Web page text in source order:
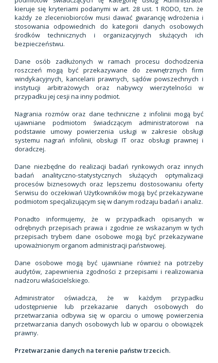
kieruje się kryteriami podanymi w art. 28 ust. 1 RODO, tzn. że
każdy ze zleceniobiorców musi dawać gwarancję wdrożenia i
stosowania odpowiednich do kategorii danych osobowych
środków technicznych i organizacyjnych służących ich
bezpieczeństwu.
Dane osób zadłużonych w ramach procesu dochodzenia
roszczeń mogą być przekazywane do zewnętrznych firm
windykacyjnych, kancelarii prawnych, sądów powszechnych i
instytucji arbitrażowych oraz nabywcy wierzytelności w
przypadku jej cesji na inny podmiot.
Nagrania rozmów oraz dane techniczne z infolinii mogą być
ujawniane podmiotom świadczącym administratorowi na
podstawie umowy powierzenia usługi w zakresie obsługi
systemu nagrań infolinii, obsługi IT oraz obsługi prawnej i
doradczej.
Dane niezbędne do realizacji badań rynkowych oraz innych
badań analityczno-statystycznych służących optymalizacji
procesów biznesowych oraz lepszemu dostosowaniu oferty
Serwisu do oczekiwań Użytkowników mogą być przekazywane
podmiotom specjalizującym się w danym rodzaju badań i analiz.
Ponadto informujemy, że w przypadkach opisanych w
odrębnych przepisach prawa i zgodnie ze wskazanym w tych
przepisach trybem dane osobowe mogą być przekazywane
upoważnionym organom administracji państwowej.
Dane osobowe mogą być ujawniane również na potrzeby
audytów, zapewnienia zgodności z przepisami i realizowania
nadzoru właścicielskiego.
Administrator oświadcza, że w każdym przypadku
udostępnienie lub przekazanie danych osobowych do
przetwarzania odbywa się w oparciu o umowę powierzenia
przetwarzania danych osobowych lub w oparciu o obowiązek
prawny.
Przetwarzanie danych na terenie państw trzecich.